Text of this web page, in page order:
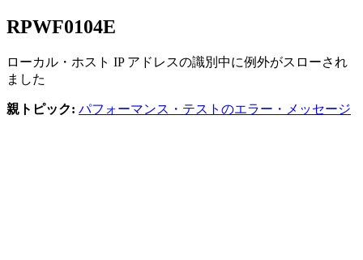
RPWF0104E
ローカル・ホスト IP アドレスの識別中に例外がスローされ
ました
親トピック: パフォーマンス・テストのエラー・メッセージ